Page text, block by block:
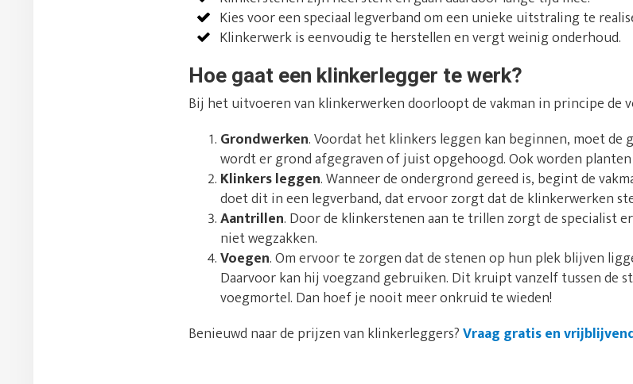
Kies voor een speciaal legverband om een unieke uitstraling te
Klinkerwerk is eenvoudig te herstellen en vergt weinig onderhoud.
Hoe gaat een klinkerlegger te werk?
Bij het uitvoeren van klinkerwerken doorloopt de vakman in principe de
Grondwerken. Voordat het klinkers leggen kan beginnen, moet de
wordt er grond afgegraven of juist opgehoogd. Ook worden
Klinkers leggen. Wanneer de ondergrond gereed is, begint de
doet dit in een legverband, dat ervoor zorgt dat de klinkerwerken
Aantrillen. Door de klinkerstenen aan te trillen zorgt de specialist
niet wegzakken.
Voegen. Om ervoor te zorgen dat de stenen op hun plek blijven
Daarvoor kan hij voegzand gebruiken. Dit kruipt vanzelf tussen de
voegmortel. Dan hoef je nooit meer onkruid te wieden!
Benieuwd naar de prijzen van klinkerleggers?Vraag gratis en